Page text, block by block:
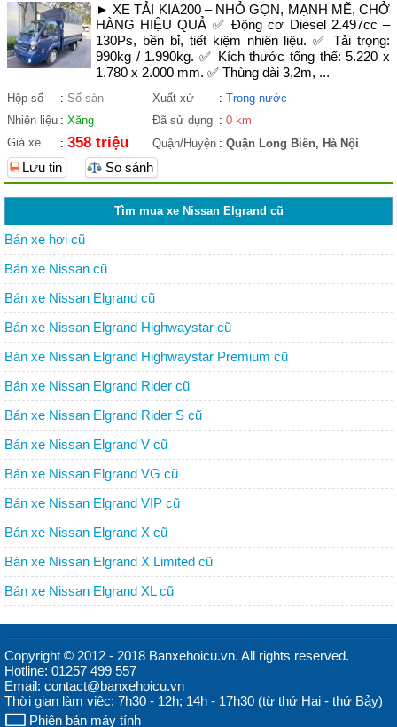
► XE TẢI KIA200 – NHỎ GỌN, MẠNH MẼ, CHỞ
HÀNG HIỆU QUẢ ✅ Động cơ Diesel 2.497cc –
130Ps, bền bỉ, tiết kiệm nhiên liệu. ✅ Tải trọng:
990kg / 1.990kg. ✅ Kích thước tổng thể: 5.220 x
1.780 x 2.000 mm. ✅ Thùng dài 3,2m, ...
Hộp số : Số sàn Xuất xứ : Trong nước
Nhiên liệu : Xăng Đã sử dụng : 0 km
Giá xe
: 358 triệu Quận/Huyện : Quận Long Biên, Hà Nội
Lưu tin So sánh
Tìm mua xe Nissan Elgrand cũ
Bán xe hơi cũ
Bán xe Nissan cũ
Bán xe Nissan Elgrand cũ
Bán xe Nissan Elgrand Highwaystar cũ
Bán xe Nissan Elgrand Highwaystar Premium cũ
Bán xe Nissan Elgrand Rider cũ
Bán xe Nissan Elgrand Rider S cũ
Bán xe Nissan Elgrand V cũ
Bán xe Nissan Elgrand VG cũ
Bán xe Nissan Elgrand VIP cũ
Bán xe Nissan Elgrand X cũ
Bán xe Nissan Elgrand X Limited cũ
Bán xe Nissan Elgrand XL cũ
Copyright © 2012 - 2018 Banxehoicu.vn. All rights reserved.
Hotline: 01257 499 557
Email: contact@banxehoicu.vn
Thời gian làm việc: 7h30 - 12h; 14h - 17h30 (từ thứ Hai - thứ Bảy)
Phiên bản máy tính